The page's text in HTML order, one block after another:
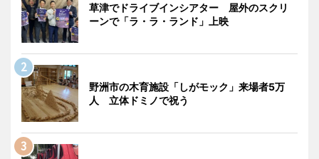
草津でドライブインシアター 屋外のスクリ
ーンで「ラ・ラ・ランド」上映
野洲市の木育施設「しがモック」来場者5万
人 立体ドミノで祝う